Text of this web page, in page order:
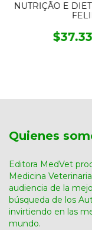
NUTRIÇÃO E
Quienes
Editora MedVet
Medicina
audiencia de la
búsqueda de los
invirtiendo en las
mundo.